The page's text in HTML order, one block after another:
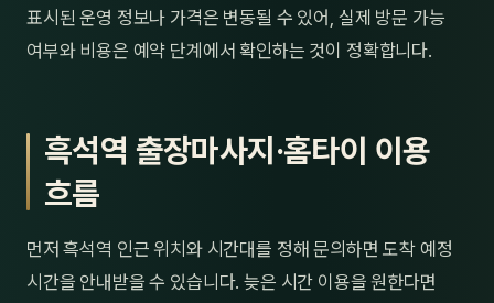
표시된 운영 정보나 가격은 변동될 수 있어, 실제 방문 가능
여부와 비용은 예약 단계에서 확인하는 것이 정확합니다.
흑석역 출장마사지·홈타이 이용
흐름
먼저 흑석역 인근 위치와 시간대를 정해 문의하면 도착 예정
시간을 안내받을 수 있습니다. 늦은 시간 이용을 원한다면